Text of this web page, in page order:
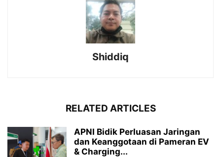
Shiddiq
RELATED ARTICLES
APNI Bidik Perluasan Jaringan
dan Keanggotaan di Pameran EV
& Charging...